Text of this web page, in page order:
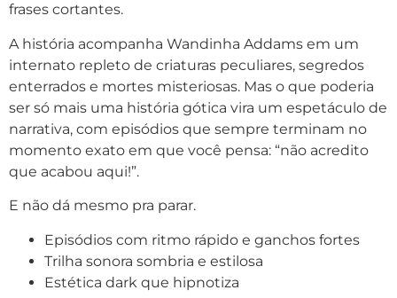
frases cortantes.
A história acompanha Wandinha Addams em um
internato repleto de criaturas peculiares, segredos
enterrados e mortes misteriosas. Mas o que poderia
ser só mais uma história gótica vira um espetáculo de
narrativa, com episódios que sempre terminam no
momento exato em que você pensa: “não acredito
que acabou aqui!”.
E não dá mesmo pra parar.
Episódios com ritmo rápido e ganchos fortes
Trilha sonora sombria e estilosa
Estética dark que hipnotiza